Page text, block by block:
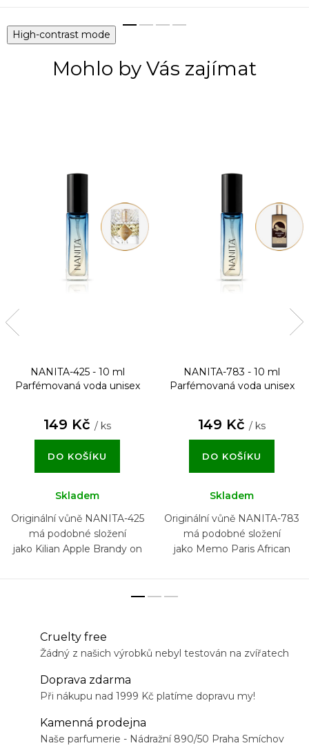
High-contrast mode
Mohlo by Vás zajímat
NANITA-425 - 10 ml
Parfémovaná voda unisex
149 Kč / ks
DO KOŠÍKU
Skladem
Originální vůně NANITA-425
má podobné složení
jako Kilian Apple Brandy on
NANITA-783 - 10 ml
Parfémovaná voda unisex
149 Kč / ks
DO KOŠÍKU
Skladem
Originální vůně NANITA-783
má podobné složení
jako Memo Paris African
Cruelty free
Žádný z našich výrobků nebyl testován na zvířatech
Doprava zdarma
Při nákupu nad 1999 Kč platíme dopravu my!
Kamenná prodejna
Naše parfumerie - Nádražní 890/50 Praha Smíchov